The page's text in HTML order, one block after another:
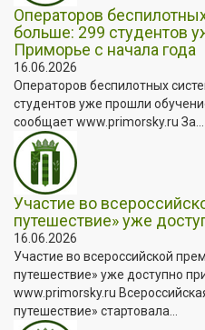
Операторов
больше: 299 студентов
Приморье с начала года
16.06.2026
Операторов беспилотных
студентов уже прошли
сообщает www.primorsky.ru За...
Участие во
путешествие» уже
16.06.2026
Участие во всероссийской
путешествие» уже доступно
www.primorsky.ru
путешествие» стартовала...